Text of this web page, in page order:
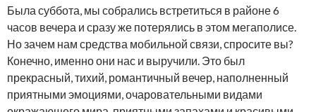
Была суббота, мы собрались встретиться в районе 6
часов вечера и сразу же потерялись в этом мегаполисе.
Но зачем нам средства мобильной связи, спросите вы?
Конечно, именно они нас и выручили. Это был
прекрасный, тихий, романтичный вечер, наполненный
приятными эмоциями, очаровательными видами